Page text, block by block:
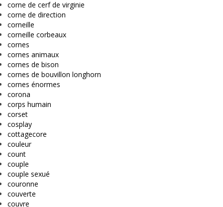
corne de cerf de virginie
corne de direction
corneille
corneille corbeaux
cornes
cornes animaux
cornes de bison
cornes de bouvillon longhorn
cornes énormes
corona
corps humain
corset
cosplay
cottagecore
couleur
count
couple
couple sexué
couronne
couverte
couvre